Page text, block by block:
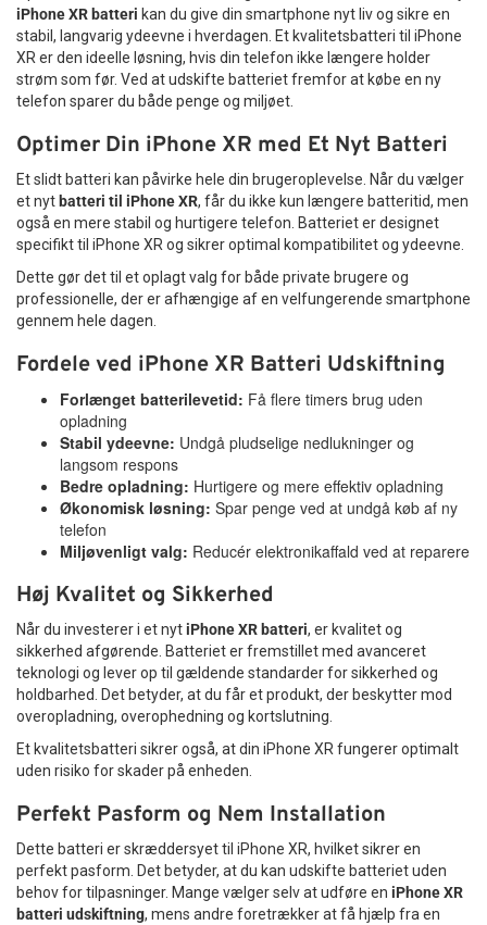
iPhone XR batteri kan du give din smartphone nyt liv og sikre en
stabil, langvarig ydeevne i hverdagen. Et kvalitetsbatteri til iPhone
XR er den ideelle løsning, hvis din telefon ikke længere holder
strøm som før. Ved at udskifte batteriet fremfor at købe en ny
telefon sparer du både penge og miljøet.
Optimer Din iPhone XR med Et Nyt Batteri
Et slidt batteri kan påvirke hele din brugeroplevelse. Når du vælger
et nyt batteri til iPhone XR, får du ikke kun længere batteritid, men
også en mere stabil og hurtigere telefon. Batteriet er designet
specifikt til iPhone XR og sikrer optimal kompatibilitet og ydeevne.
Dette gør det til et oplagt valg for både private brugere og
professionelle, der er afhængige af en velfungerende smartphone
gennem hele dagen.
Fordele ved iPhone XR Batteri Udskiftning
Forlænget batterilevetid: Få flere timers brug uden
opladning
Stabil ydeevne: Undgå pludselige nedlukninger og
langsom respons
Bedre opladning: Hurtigere og mere effektiv opladning
Økonomisk løsning: Spar penge ved at undgå køb af ny
telefon
Miljøvenligt valg: Reducér elektronikaffald ved at reparere
Høj Kvalitet og Sikkerhed
Når du investerer i et nytiPhone XR batteri, er kvalitet og
sikkerhed afgørende. Batteriet er fremstillet med avanceret
teknologi og lever op til gældende standarder for sikkerhed og
holdbarhed. Det betyder, at du får et produkt, der beskytter mod
overopladning, overophedning og kortslutning.
Et kvalitetsbatteri sikrer også, at din iPhone XR fungerer optimalt
uden risiko for skader på enheden.
Perfekt Pasform og Nem Installation
Dette batteri er skræddersyet til iPhone XR, hvilket sikrer en
perfekt pasform. Det betyder, at du kan udskifte batteriet uden
behov for tilpasninger. Mange vælger selv at udføre en iPhone XR
batteri udskiftning, mens andre foretrækker at få hjælp fra en